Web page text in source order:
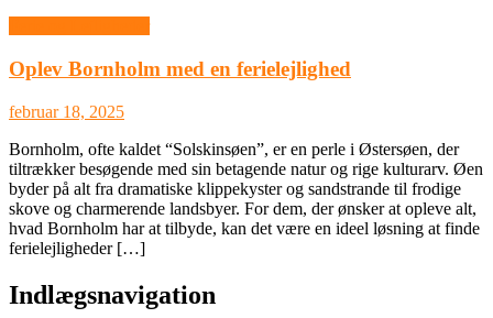
Oplev Bornholm med en ferielejlighed
februar 18, 2025
Bornholm, ofte kaldet “Solskinsøen”, er en perle i Østersøen, der
tiltrækker besøgende med sin betagende natur og rige kulturarv. Øen
byder på alt fra dramatiske klippekyster og sandstrande til frodige
skove og charmerende landsbyer. For dem, der ønsker at opleve alt,
hvad Bornholm har at tilbyde, kan det være en ideel løsning at finde
ferielejligheder […]
Indlægsnavigation